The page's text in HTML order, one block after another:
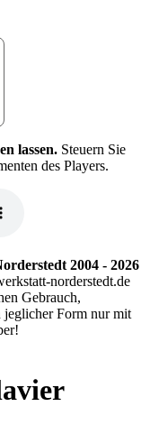
lassen. Steuern Sie
des Players.
2004 - 2026
norderstedt.de
Gebrauch,
jeglicher Form nur mit